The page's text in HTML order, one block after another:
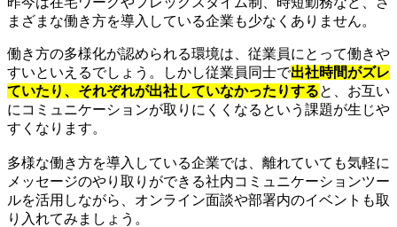
まざまな働き方を導入している企業も少なくありません。
働き方の多様化が認められる環境は、従業員にとって働きや
すいといえるでしょう。しかし従業員同士で出社時間がズレ
ていたり、それぞれが出社していなかったりすると、お互い
にコミュニケーションが取りにくくなるという課題が生じや
すくなります。
多様な働き方を導入している企業では、離れていても気軽に
メッセージのやり取りができる社内コミュニケーションツー
ルを活用しながら、オンライン面談や部署内のイベントも取
り入れてみましょう。